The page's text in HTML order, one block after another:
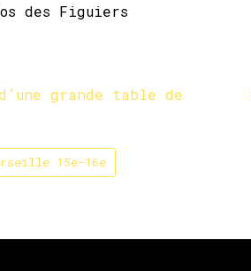
des Figuiers
grande table de
15e-16e